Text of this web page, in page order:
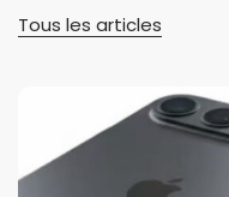
Tous les articles